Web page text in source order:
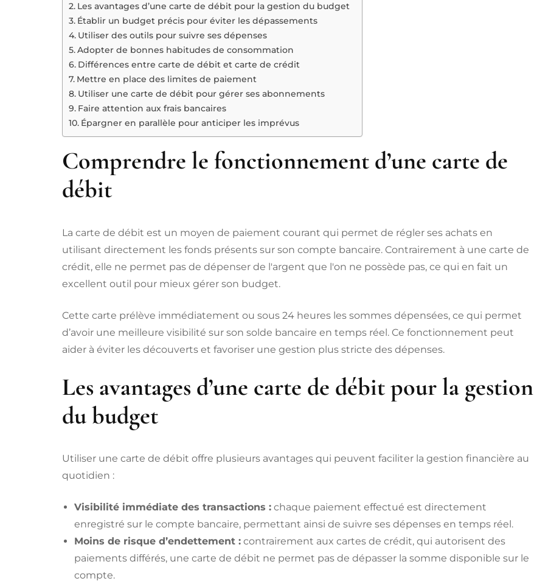
Les avantages d’une carte de débit pour la gestion du budget
Établir un budget précis pour éviter les dépassements
Utiliser des outils pour suivre ses dépenses
Adopter de bonnes habitudes de consommation
Différences entre carte de débit et carte de crédit
Mettre en place des limites de paiement
Utiliser une carte de débit pour gérer ses abonnements
Faire attention aux frais bancaires
Épargner en parallèle pour anticiper les imprévus
Comprendre le fonctionnement d’une carte de
débit
La carte de débit est un moyen de paiement courant qui permet de régler ses achats en
utilisant directement les fonds présents sur son compte bancaire. Contrairement à une carte de
crédit, elle ne permet pas de dépenser de l'argent que l'on ne possède pas, ce qui en fait un
excellent outil pour mieux gérer son budget.
Cette carte prélève immédiatement ou sous 24 heures les sommes dépensées, ce qui permet
d’avoir une meilleure visibilité sur son solde bancaire en temps réel. Ce fonctionnement peut
aider à éviter les découverts et favoriser une gestion plus stricte des dépenses.
Les avantages d’une carte de débit pour la gestion
du budget
Utiliser une carte de débit offre plusieurs avantages qui peuvent faciliter la gestion financière au
quotidien :
Visibilité immédiate des transactions : chaque paiement effectué est directement
enregistré sur le compte bancaire, permettant ainsi de suivre ses dépenses en temps réel.
Moins de risque d’endettement : contrairement aux cartes de crédit, qui autorisent des
paiements différés, une carte de débit ne permet pas de dépasser la somme disponible sur le
compte.